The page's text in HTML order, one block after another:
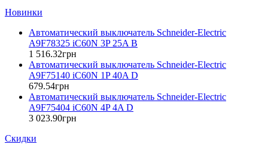
EON (Таиланд)
ETI (Словения)
ETREL (Словения)
Evrosvet (Украина)
Extherm (Германия)
F&F (Польша)
FRER (Италия)
FS (Украина)
Galkat (Украина)
Новинки
Автоматический выключатель Schneider-Electric
A9F78325 iC60N 3P 25A B
1 516.32грн
Автоматический выключатель Schneider-Electric
A9F75140 iC60N 1P 40A D
679.54грн
Автоматический выключатель Schneider-Electric
A9F75404 iC60N 4P 4A D
3 023.90грн
Скидки